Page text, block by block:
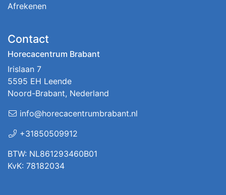
Afrekenen
Contact
Horecacentrum Brabant
Irislaan 7
5595 EH Leende
Noord-Brabant, Nederland
info@horecacentrumbrabant.nl
+31850509912
BTW: NL861293460B01
KvK: 78182034